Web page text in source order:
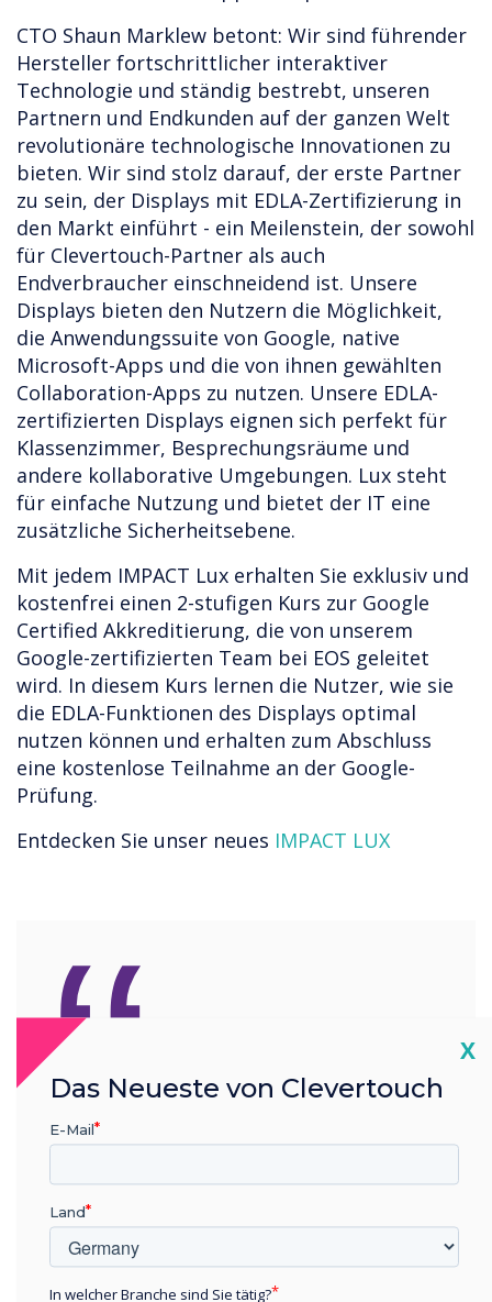
CTO Shaun Marklew betont: Wir sind führender
Hersteller fortschrittlicher interaktiver
Technologie und ständig bestrebt, unseren
Partnern und Endkunden auf der ganzen Welt
revolutionäre technologische Innovationen zu
bieten. Wir sind stolz darauf, der erste Partner
zu sein, der Displays mit EDLA-Zertifizierung in
den Markt einführt - ein Meilenstein, der sowohl
für Clevertouch-Partner als auch
Endverbraucher einschneidend ist. Unsere
Displays bieten den Nutzern die Möglichkeit,
die Anwendungssuite von Google, native
Microsoft-Apps und die von ihnen gewählten
Collaboration-Apps zu nutzen. Unsere EDLA-
zertifizierten Displays eignen sich perfekt für
Klassenzimmer, Besprechungsräume und
andere kollaborative Umgebungen. Lux steht
für einfache Nutzung und bietet der IT eine
zusätzliche Sicherheitsebene.
Mit jedem IMPACT Lux erhalten Sie exklusiv und
kostenfrei einen 2-stufigen Kurs zur Google
Certified Akkreditierung, die von unserem
Google-zertifizierten Team bei EOS geleitet
wird. In diesem Kurs lernen die Nutzer, wie sie
die EDLA-Funktionen des Displays optimal
nutzen können und erhalten zum Abschluss
eine kostenlose Teilnahme an der Google-
Prüfung.
Entdecken Sie unser neues IMPACT LUX
“
Wir sind führender
Hersteller fortschrittlicher
interaktiver Technologie
und ständig bestrebt,
unseren Partnern und
X
Das Neueste von Clevertouch
E-Mail
Land
In welcher Branche sind Sie tätig?